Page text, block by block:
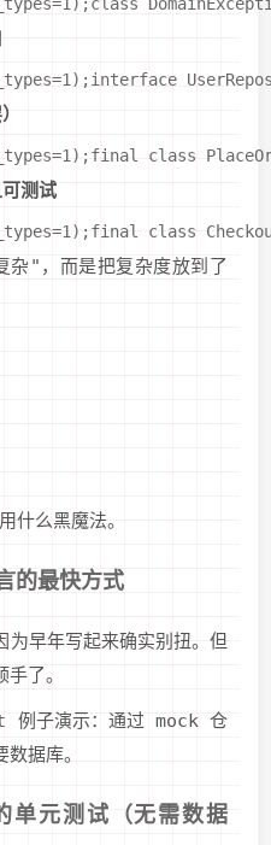
class
测试
class
杂"，而是把复杂度放到了
什么黑魔法。
的最快方式
早年写起来确实别扭。但
了。
例子演示：通过 mock 仓
据库。
元测试（无需数据